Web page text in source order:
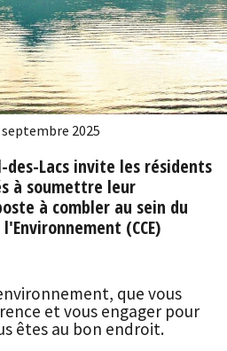
2025
des-Lacs invite les résidents
à soumettre leur
à combler au sein du
(CCE)
que vous
et vous engager pour
êtes au bon endroit.